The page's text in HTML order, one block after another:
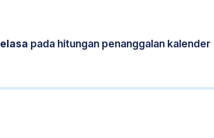
pada hitungan penanggalan kalender